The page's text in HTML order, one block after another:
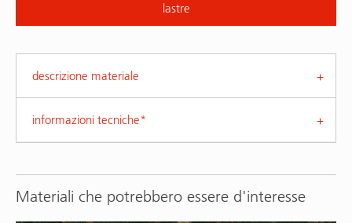
lastre
descrizione materiale
informazioni tecniche*
Materiali che potrebbero essere d'interesse